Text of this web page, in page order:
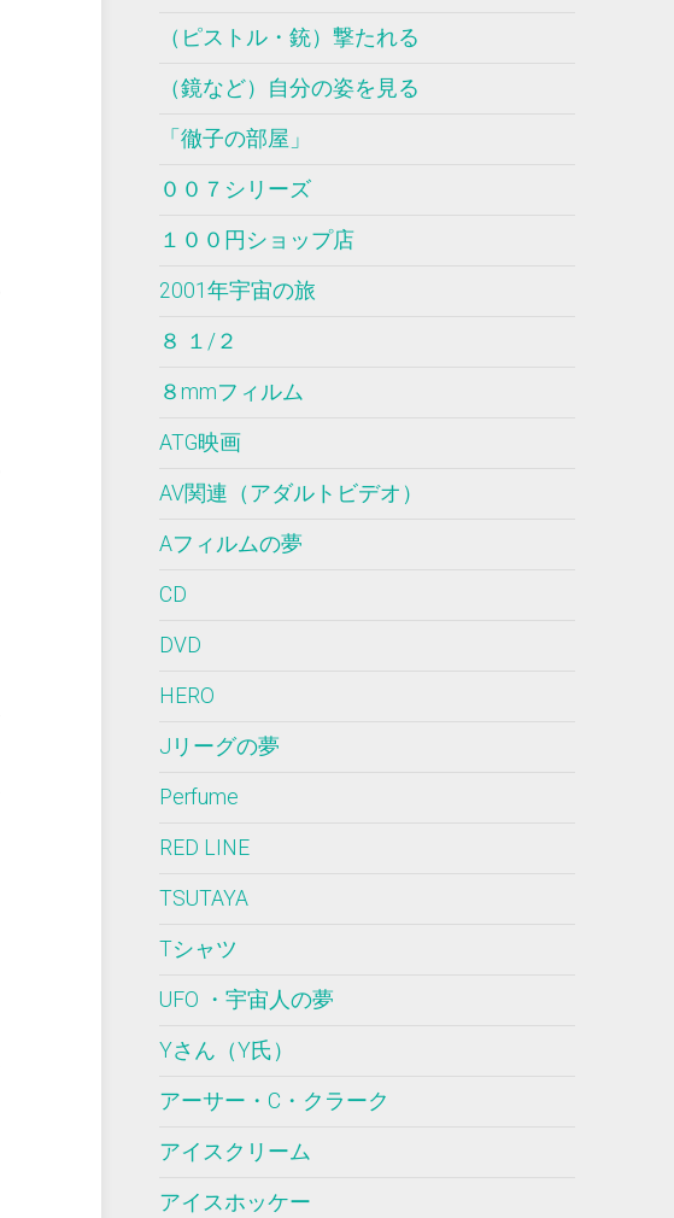
（ピストル・銃）撃たれる
（鏡など）自分の姿を見る
「徹子の部屋」
００７シリーズ
１００円ショップ店
2001年宇宙の旅
８ １/２
８mmフィルム
ATG映画
AV関連（アダルトビデオ）
Aフィルムの夢
CD
DVD
HERO
Jリーグの夢
Perfume
RED LINE
TSUTAYA
Tシャツ
UFO ・宇宙人の夢
Yさん（Y氏）
アーサー・C・クラーク
アイスクリーム
アイスホッケー